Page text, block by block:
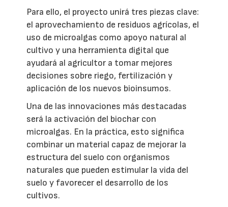
Para ello, el proyecto unirá tres piezas clave:
el aprovechamiento de residuos agrícolas, el
uso de microalgas como apoyo natural al
cultivo y una herramienta digital que
ayudará al agricultor a tomar mejores
decisiones sobre riego, fertilización y
aplicación de los nuevos bioinsumos.
Una de las innovaciones más destacadas
será la activación del biochar con
microalgas. En la práctica, esto significa
combinar un material capaz de mejorar la
estructura del suelo con organismos
naturales que pueden estimular la vida del
suelo y favorecer el desarrollo de los
cultivos.